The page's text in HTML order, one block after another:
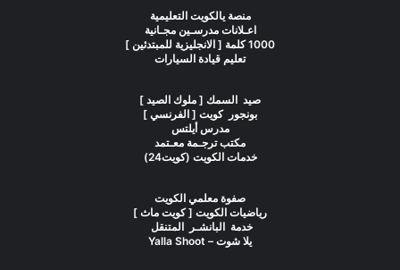
منصة يالكويت التعليمية
اعـلانات مدرسـين مجـانية
1000 كلمة [ الانجليزية للمبتدئين ]
تعليم قيادة السيارات
صيد السمك [ ملوك الصيد ]
بونجور كويت [ الفرنسي ]
مدرس أيلتس
مكتب ترجـمة معـتمد
خدمات الكويت (كويت24)
صفوة معلمي الكويت
رياضيات الكويت [ كويت ماث ]
خدمة البانشـر المتنقل
يلا شوت – Yalla Shoot